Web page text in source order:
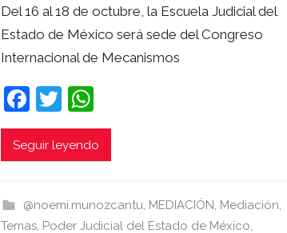
r
S
í
I
n
Del 16 al 18 de octubre, la Escuela Judicial del
Estado de México será sede del Congreso
Internacional de Mecanismos
F
a
c
b
o
T
w
itt
h
at
A
p
Seguir leyendo
@noemi.munozcantu, MEDIACIÓN, Mediación,
Temas, Poder Judicial del Estado de México,